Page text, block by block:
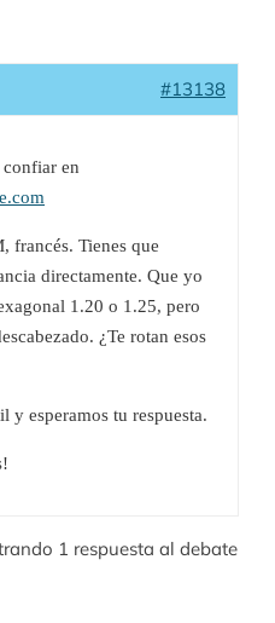
#13138
confiar en
francés. Tienes que
directamente. Que yo
1.20 o 1.25, pero
¿Te rotan esos
y esperamos tu respuesta.
1 respuesta al debate